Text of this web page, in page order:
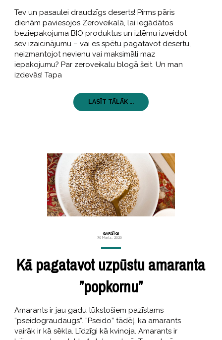
Tev un pasaulei draudzīgs deserts! Pirms pāris
dienām paviesojos Zeroveikalā, lai iegādātos
beziepakojuma BIO produktus un izlēmu izveidot
sev izaicinājumu – vai es spētu pagatavot desertu,
neizmantojot nevienu vai maksimāli maz
iepakojumu? Par zeroveikalu blogā šeit. Un man
izdevās! Tapa
LASĪT TĀLĀK ...
GARŠĪGI
30 Marts, 2020
Kā pagatavot uzpūstu amaranta
”popkornu”
Amarants ir jau gadu tūkstošiem pazīstams
”pseidograudaugs”. ”Pseido” tādēļ, ka amarants
vairāk ir kā sēkla. Līdzīgi kā kvinoja. Amarants ir